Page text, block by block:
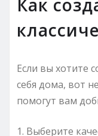
Как
Если вы хотите
себя дома, вот
помогут вам
1. Выберите